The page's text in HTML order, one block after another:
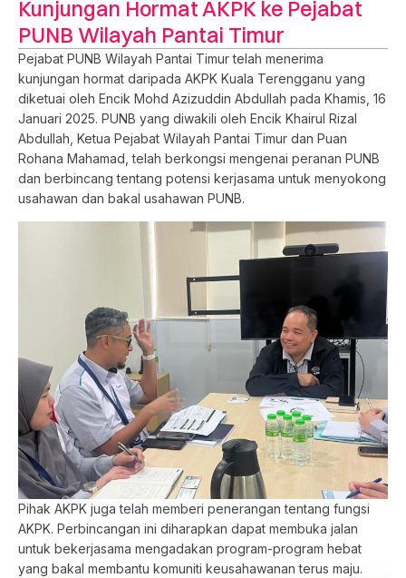
Kunjungan Hormat AKPK ke Pejabat
PUNB Wilayah Pantai Timur
Pejabat PUNB Wilayah Pantai Timur telah menerima
kunjungan hormat daripada AKPK Kuala Terengganu yang
diketuai oleh Encik Mohd Azizuddin Abdullah pada Khamis, 16
Januari 2025. PUNB yang diwakili oleh Encik Khairul Rizal
Abdullah, Ketua Pejabat Wilayah Pantai Timur dan Puan
Rohana Mahamad, telah berkongsi mengenai peranan PUNB
dan berbincang tentang potensi kerjasama untuk menyokong
usahawan dan bakal usahawan PUNB.
Pihak AKPK juga telah memberi penerangan tentang fungsi
AKPK. Perbincangan ini diharapkan dapat membuka jalan
untuk bekerjasama mengadakan program-program hebat
yang bakal membantu komuniti keusahawanan terus maju.